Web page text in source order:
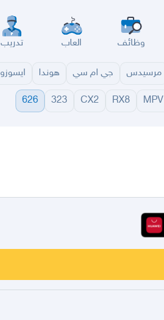
وظائف العاب تدريب
مرسيدس جي ام سي هوندا ايسوزو
MPV
RX8
CX2
323
626